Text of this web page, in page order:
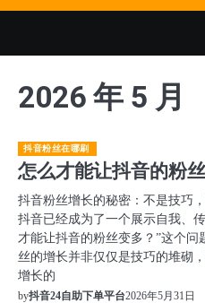
2026 年 5 月
抖音粉丝在哪刷
怎么才能让抖音的粉
抖音粉丝增长的秘密：不是技巧
抖音已经成为了一个展示自我、
才能让抖音的粉丝变多？”这个
丝的增长并非仅仅是技巧的堆砌
增长的
by抖音24自助下单平台2026年5月31日